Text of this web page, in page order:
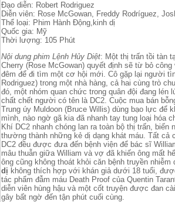
Đạo diễn: Robert Rodriguez
Diễn viên: Rose McGowan, Freddy Rodríguez,
Thể loại: Phim Hành Động,kinh dị
Quốc gia: Mỹ
Thời lượng: 105 Phút
Nội dung phim Lệnh Hủy Diệt: Một thị trấn tồi tàn
Cherry (Rose McGowan) quyết định sẽ từ bỏ
đêm để đi tìm một cơ hội mới. Cô gặp lại người
Rodriguez) trong một nhà hàng, cả hai cùng trò
đó, một nhóm quan chức trong quân đội đang lén
chất chết người có tên là DC2. Cuộc mua bán
Trung úy Muldoon (Bruce Willis) dùng bạo lực để
mình, nào ngờ gã kia đã nhanh tay tung loại hóa
Khí DC2 nhanh chóng lan ra toàn bộ thị trấn, biến
thường thành những kẻ dị dạng khát máu. Tất cả
DC2 đều được đưa đến bệnh viện để bác sĩ
mâu thuẫn giữa William và vợ đã khiến ông mất
ông cũng không thoát khỏi căn bệnh truyền nhiễm
dị không thích hợp với khán giả dưới 18 tuổi,
tác phẩm đẫm máu Death Proof của Quentin
diễn viên hùng hậu và một cốt truyện được đan
gây bất ngờ đến tận phút cuối cùng.